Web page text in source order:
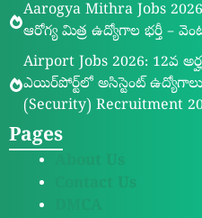
Aarogya Mithra Jobs
ఆరోగ్య మిత్ర ఉద్యోగాల భర్తీ –
Airport Jobs 2026: 12వ
ఎయిర్‌పోర్ట్‌లో అసిస్టెంట్
(Security) Recruitment
Pages